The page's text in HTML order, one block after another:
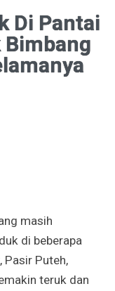
Di Pantai
Bimbang
masih
di beberapa
, Pasir Puteh,
teruk dan